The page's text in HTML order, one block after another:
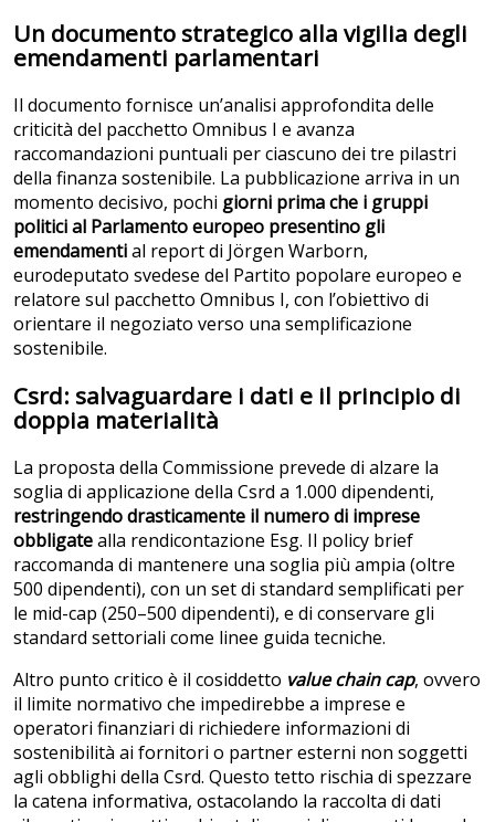
Un documento strategico alla vigilia degli
emendamenti parlamentari
Il documento fornisce un’analisi approfondita delle
criticità del pacchetto Omnibus I e avanza
raccomandazioni puntuali per ciascuno dei tre pilastri
della finanza sostenibile. La pubblicazione arriva in un
momento decisivo, pochi giorni prima che i gruppi
politici al Parlamento europeo presentino gli
emendamential report di Jörgen Warborn,
eurodeputato svedese del Partito popolare europeo e
relatore sul pacchetto Omnibus I, con l’obiettivo di
orientare il negoziato verso una semplificazione
sostenibile.
Csrd: salvaguardare i dati e il principio di
doppia materialità
La proposta della Commissione prevede di alzare la
soglia di applicazione della Csrd a 1.000 dipendenti,
restringendo drasticamente il numero di imprese
obbligatealla rendicontazione Esg. Il policy brief
raccomanda di mantenere una soglia più ampia (oltre
500 dipendenti), con un set di standard semplificati per
le mid-cap (250–500 dipendenti), e di conservare gli
standard settoriali come linee guida tecniche.
Altro punto critico è il cosiddetto value chain cap, ovvero
il limite normativo che impedirebbe a imprese e
operatori finanziari di richiedere informazioni di
sostenibilità ai fornitori o partner esterni non soggetti
agli obblighi della Csrd. Questo tetto rischia di spezzare
la catena informativa, ostacolando la raccolta di dati